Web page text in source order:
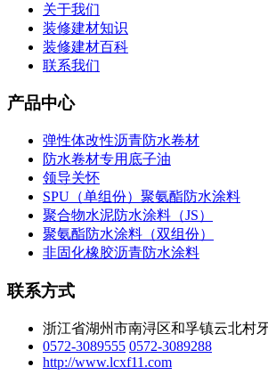
关于我们
装修建材知识
装修建材百科
联系我们
产品中心
弹性体改性沥青防水卷材
防水卷材专用底子油
领导关怀
SPU（单组份）聚氨酯防水涂料
聚合物水泥防水涂料（JS）
聚氨酯防水涂料（双组份）
非固化橡胶沥青防水涂料
联系方式
浙江省湖州市南浔区和孚镇云北村
0572-3089555 0572-3089288
http://www.lcxf11.com